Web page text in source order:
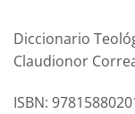
Diccionario
Claudionor
ISBN: